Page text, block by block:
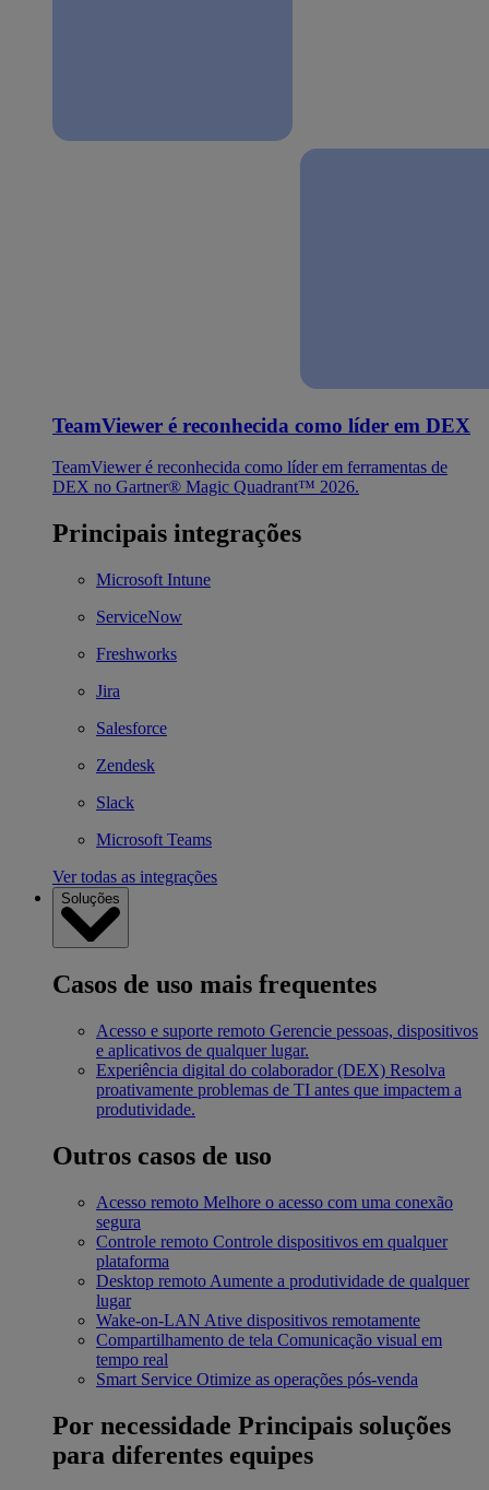
TeamViewer é reconhecida como líder em DEX
TeamViewer é reconhecida como líder em ferramentas de
DEX no Gartner® Magic Quadrant™ 2026.
Principais integrações
Microsoft Intune
ServiceNow
Freshworks
Jira
Salesforce
Zendesk
Slack
Microsoft Teams
Ver todas as integrações
Soluções
Casos de uso mais frequentes
Acesso e suporte remoto Gerencie pessoas, dispositivos
e aplicativos de qualquer lugar.
Experiência digital do colaborador (DEX) Resolva
proativamente problemas de TI antes que impactem a
produtividade.
Outros casos de uso
Acesso remoto Melhore o acesso com uma conexão
segura
Controle remoto Controle dispositivos em qualquer
plataforma
Desktop remoto Aumente a produtividade de qualquer
lugar
Wake-on-LAN Ative dispositivos remotamente
Compartilhamento de tela Comunicação visual em
tempo real
Smart Service Otimize as operações pós-venda
Por necessidade Principais soluções
para diferentes equipes